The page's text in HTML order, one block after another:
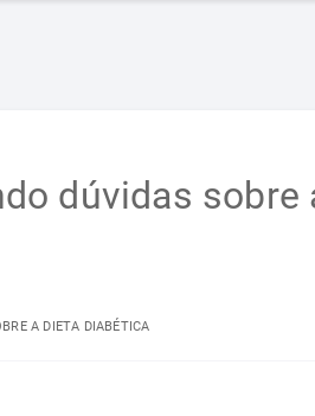
dúvidas sobre
A DIETA DIABÉTICA